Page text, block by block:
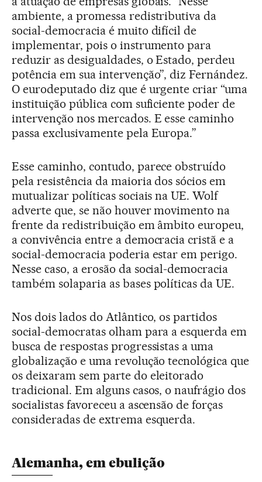
ambiente, a promessa redistributiva da
social-democracia é muito difícil de
implementar, pois o instrumento para
reduzir as desigualdades, o Estado, perdeu
potência em sua intervenção”, diz Fernández.
O eurodeputado diz que é urgente criar “uma
instituição pública com suficiente poder de
intervenção nos mercados. E esse caminho
passa exclusivamente pela Europa.”
Esse caminho, contudo, parece obstruído
pela resistência da maioria dos sócios em
mutualizar políticas sociais na UE. Wolf
adverte que, se não houver movimento na
frente da redistribuição em âmbito europeu,
a convivência entre a democracia cristã e a
social-democracia poderia estar em perigo.
Nesse caso, a erosão da social-democracia
também solaparia as bases políticas da UE.
Nos dois lados do Atlântico, os partidos
social-democratas olham para a esquerda em
busca de respostas progressistas a uma
globalização e uma revolução tecnológica que
os deixaram sem parte do eleitorado
tradicional. Em alguns casos, o naufrágio dos
socialistas favoreceu a ascensão de forças
consideradas de extrema esquerda.
Alemanha, em ebulição